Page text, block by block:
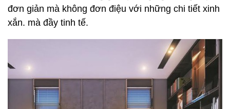
đơn giản mà không đơn điệu với những chi tiết xinh
xắn. mà đầy tinh tế.